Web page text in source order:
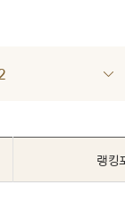
랭킹